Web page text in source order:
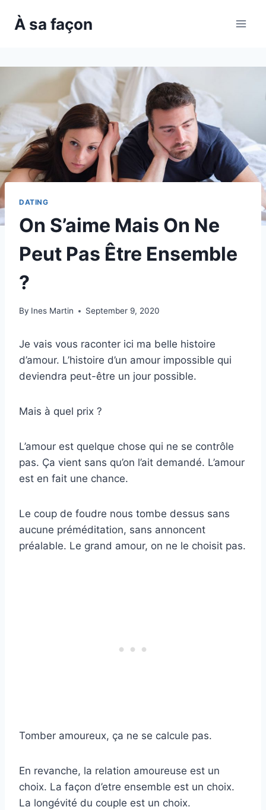
À sa façon
DATING
On S’aime Mais On Ne
Peut Pas Être Ensemble
?
By Ines Martin September 9, 2020
Je vais vous raconter ici ma belle histoire
d’amour. L’histoire d’un amour impossible qui
deviendra peut-être un jour possible.
Mais à quel prix ?
L’amour est quelque chose qui ne se contrôle
pas. Ça vient sans qu’on l’ait demandé. L’amour
est en fait une chance.
Le coup de foudre nous tombe dessus sans
aucune préméditation, sans annoncent
préalable. Le grand amour, on ne le choisit pas.
Tomber amoureux, ça ne se calcule pas.
En revanche, la relation amoureuse est un
choix. La façon d’etre ensemble est un choix.
La longévité du couple est un choix.